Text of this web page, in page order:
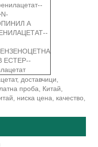
А
ЕСТЕР--
доставчици,
проба, Китай,
ниска цена, качество,